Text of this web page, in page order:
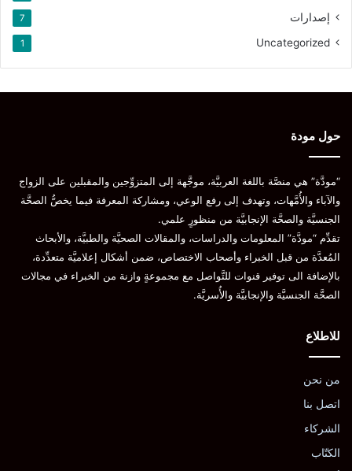
إصدارات 7
Uncategorized
1
حول مودة
“مودَّة” هي منصَّة باللغة العربيَّة، موجَّهة إلى المتزوِّجين والمقبلين على الزواج
والآباء والأُمَّهات، وتهدف إلى رفع الوعي، ومشاركة المعرفة فيما يخصُّ الصحَّة
الجنسيَّة والصحَّة الإنجابيَّة من منظورٍ علمي.
تقدِّم “مودَّة” المعلومات والدراسات، والمقالات الصحيَّة والطبيَّة، والأبحاث
المُعدَّة من قبل الخبراء وأصحاب الاختصاص، ضمن أشكال إعلاميَّة متعدِّدة،
بالإضافة الى توفير قنوات للتَّواصل مع مجموعةٍ وازنة من الخبراء في مجالات
الصحَّة الجنسيَّة والإنجابيَّة والأُسريَّة.
للاطلاع
من نحن
اتصل بنا
الشركاء
الكتّاب